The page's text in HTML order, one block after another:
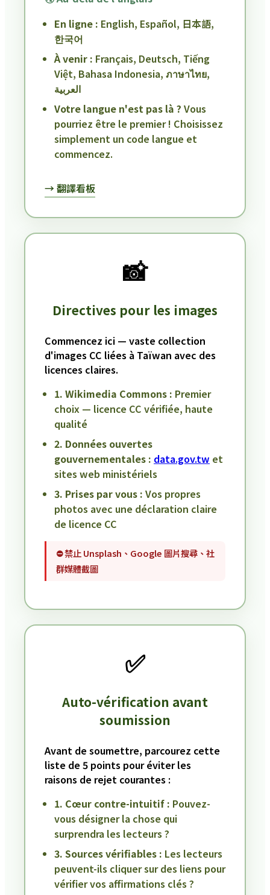
En ligne : English, Español, 日本語,
한국어
À venir : Français, Deutsch, Tiếng
Việt, Bahasa Indonesia, ภาษาไทย,
العربية
Votre langue n'est pas là ? Vous
pourriez être le premier ! Choisissez
simplement un code langue et
commencez.
→ 翻譯看板
📸
Directives pour les images
Commencez ici — vaste collection
d'images CC liées à Taïwan avec des
licences claires.
1. Wikimedia Commons : Premier
choix — licence CC vérifiée, haute
qualité
2. Données ouvertes
gouvernementales : data.gov.tw et
sites web ministériels
3. Prises par vous : Vos propres
photos avec une déclaration claire
de licence CC
⛔ 禁止 Unsplash、Google 圖片搜尋、社
群媒體截圖
✅
Auto-vérification avant
soumission
Avant de soumettre, parcourez cette
liste de 5 points pour éviter les
raisons de rejet courantes :
1. Cœur contre-intuitif : Pouvez-
vous désigner la chose qui
surprendra les lecteurs ?
3. Sources vérifiables : Les lecteurs
peuvent-ils cliquer sur des liens pour
vérifier vos affirmations clés ?